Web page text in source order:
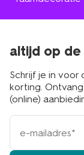
altijd op
Schrijf je in voor
korting.
(online)
e-
mailadres